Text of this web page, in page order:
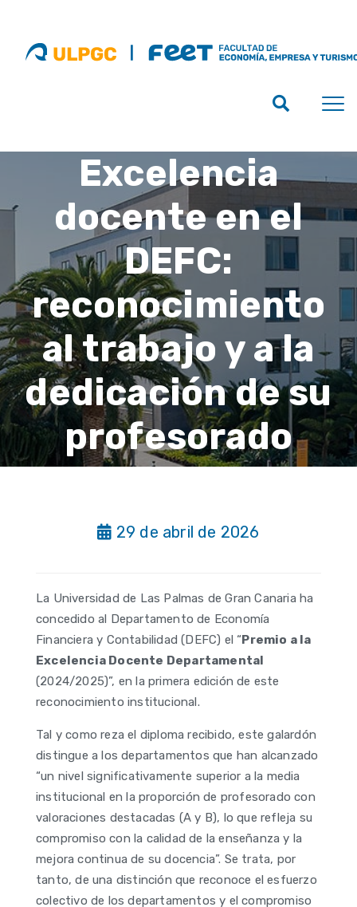
Excelencia
docente en el
DEFC:
reconocimiento
al trabajo y a la
dedicación de su
profesorado
29 de abril de 2026
La Universidad de Las Palmas de Gran Canaria ha
concedido al Departamento de Economía
Financiera y Contabilidad (DEFC) el “ Premio a la
Excelencia Docente Departamental
(2024/2025)”, en la primera edición de este
reconocimiento institucional.
Tal y como reza el diploma recibido, este galardón
distingue a los departamentos que han alcanzado
“un nivel significativamente superior a la media
institucional en la proporción de profesorado con
valoraciones destacadas (A y B), lo que refleja su
compromiso con la calidad de la enseñanza y la
mejora continua de su docencia”. Se trata, por
tanto, de una distinción que reconoce el esfuerzo
colectivo de los departamentos y el compromiso